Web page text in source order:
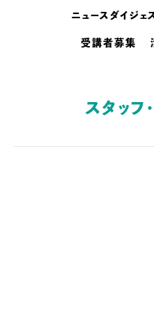
ニュースダイジェ
受講者募集
スタッフ